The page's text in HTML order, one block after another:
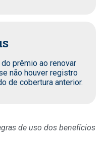
prêmio ao renovar
não houver registro
de cobertura anterior.
de uso dos benefícios